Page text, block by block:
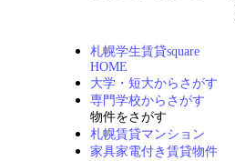
札幌学生賃貸square
HOME
大学・短大からさがす
専門学校からさがす
物件をさがす
札幌賃貸マンション
家具家電付き賃貸物件